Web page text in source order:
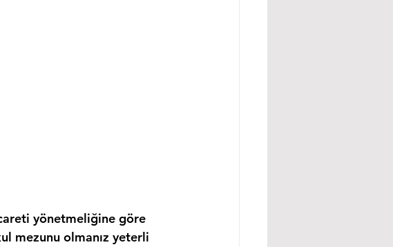
yönetmeliğine göre
mezunu olmanız yeterli